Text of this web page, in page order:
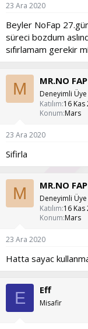
a
ş
l
a
t
a
n
ç
t
a
r
i
i
23 Ara 2020
Beyler NoFap
süreci bozdum
sıfırlamam gerekir
M MR.NO FAP
Deneyimli Üye
Katılım 16 Kas
Konum Mars
23 Ara 2020
Sifirla
M MR.NO FAP
Deneyimli Üye
Katılım 16 Kas
Konum Mars
23 Ara 2020
Hatta sayac
E Eff
Misafir